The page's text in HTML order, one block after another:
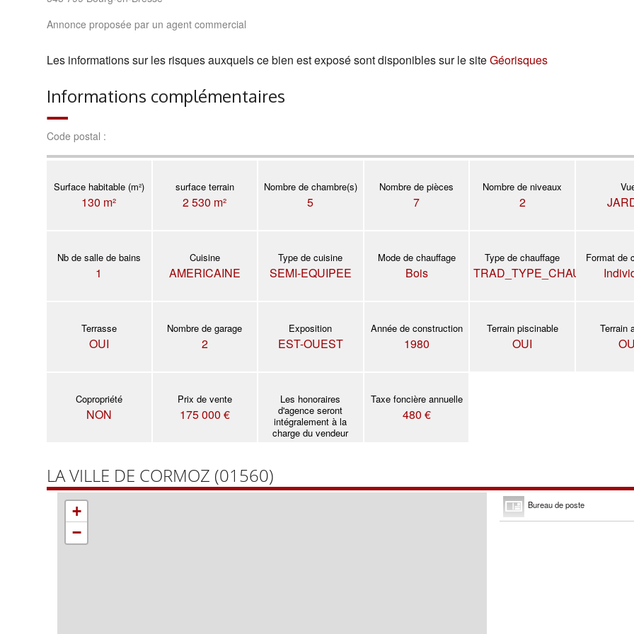
Annonce proposée par un agent commercial
Les informations sur les risques auxquels ce bien est exposé sont disponibles sur le siteGéorisques
Informations complémentaires
Code postal :
Surface habitable (m²)
130 m²
surface terrain
2 530 m²
Nombre de chambre(s)
5
Nombre de pièces
7
Nombre de niveaux
2
Nb de salle de bains
1
Cuisine
AMERICAINE
Type de cuisine
SEMI-EQUIPEE
Mode de chauffage
Bois
Type de chauffage Format de
Terrasse
OUI
Nombre de garage
2
Exposition
EST-OUEST
Année de construction
1980
Terrain piscinable
OUI
Terrain
Copropriété
NON
Prix de vente
175 000 €
Les honoraires
d'agence seront
intégralement à la
charge du vendeur
Taxe foncière annuelle
480 €
LA VILLE DE CORMOZ (01560)
+
−
Bureau de poste